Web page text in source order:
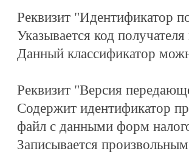
Реквизит "Идентификатор
Указывается код
Данный классификатор
Реквизит "Версия
Содержит идентификатор
файл с данными форм
Записывается